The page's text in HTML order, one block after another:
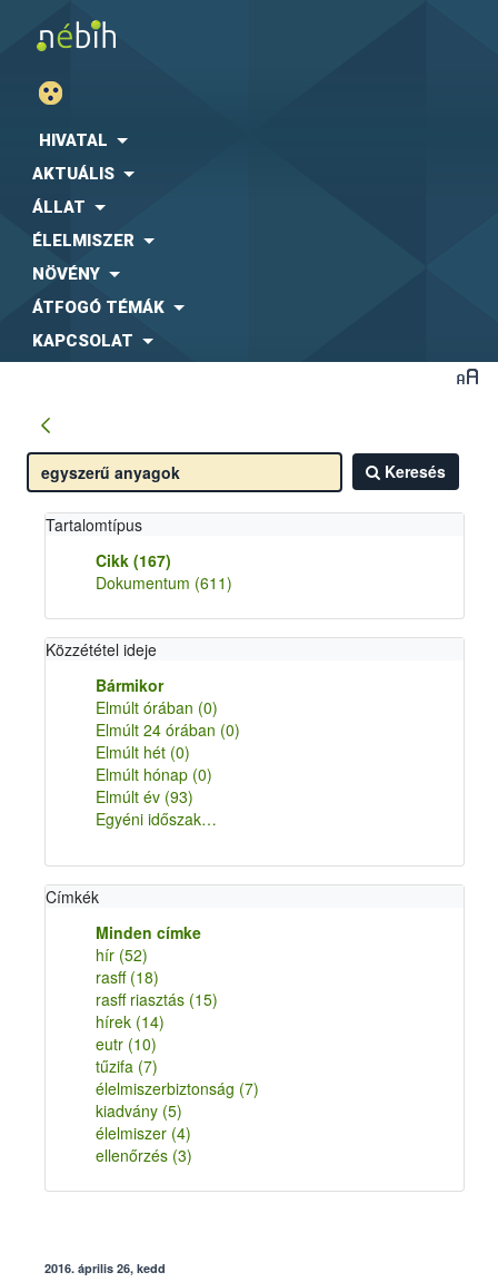
HIVATAL
AKTUÁLIS
ÁLLAT
ÉLELMISZER
NÖVÉNY
ÁTFOGÓ TÉMÁK
KAPCSOLAT
Keresés
Tartalomtípus
Cikk (167)
Dokumentum (611)
Közzététel ideje
Bármikor
Elmúlt órában (0)
Elmúlt 24 órában (0)
Elmúlt hét (0)
Elmúlt hónap (0)
Elmúlt év (93)
Egyéni időszak…
Címkék
Minden címke
hír (52)
rasff (18)
rasff riasztás (15)
hírek (14)
eutr (10)
tűzifa (7)
élelmiszerbiztonság (7)
kiadvány (5)
élelmiszer (4)
ellenőrzés (3)
2016. április 26, kedd